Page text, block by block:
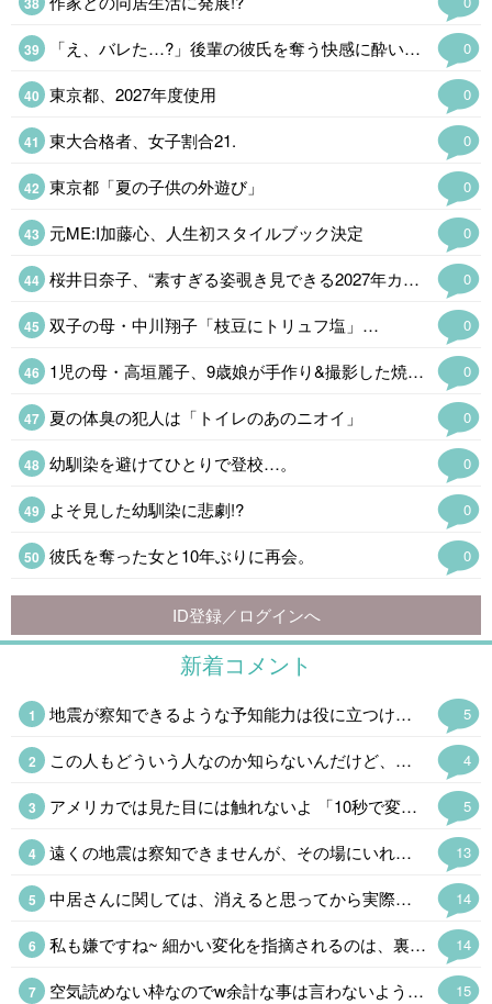
0
「え、バレた…?」後輩の彼氏を奪う快感に酔いしれるモテ女に最大のピンチ!【
0
東京都、2027年度使用
0
東大合格者、女子割合21.
0
東京都「夏の子供の外遊び」
0
元ME:I加藤心、人生初スタイルブック決定
0
桜井日奈子、“素すぎる姿覗き見できる2027年カレンダー決定
0
双子の母・中川翔子「枝豆にトリュフ塩」…
0
1児の母・高垣麗子、9歳娘が手作り&撮影した焼きそばパン公開「美味しそう」
0
夏の体臭の犯人は「トイレのあのニオイ」
0
幼馴染を避けてひとりで登校…。
0
よそ見した幼馴染に悲劇!?
0
彼氏を奪った女と10年ぶりに再会。
ID登録／ログインへ
新着コメント
5
地震が察知できるような予知能力は役に立つけど、能力と何かを引き換えにしてるなら不便だね アメリカで有名な霊能力者は、運転中でも見えてしまうから運転が出来なかったり、立ち入れない場所があったりで不便もあるみたい
4
この人もどういう人なのか知らないんだけど、ここで何度か見たから名前と顔は覚えた 笑
5
アメリカでは見た目には触れないよ 「10秒で変えられない事は言ってはいけない」と学校で教えられる 太ったね、痩せたね、はNG 例外的にダイエット宣言してる人に「痩せたね」はOK 家族内で健康を心配して「太り過ぎだよ」もOK 関係性もあるけど基本はNGだから「髪切った?」も関係性によるし、スタイルいいねも基本言わない
13
遠くの地震は察知できませんが、その場にいれば地震速報より早く気付けますよ😉 東日本大震災直前に一時帰国していまして、真夜中に真っ赤な太陽を見たんです。 胸騒ぎで直ぐネットで検索すると、地平線近くの月が真っ赤に見えるのは不思議ではないとの事でしたが、胸騒ぎは止みませんでした。 もしかすると南海トラフも気付けるかもしれません。 先生と私の直感が一致したら本当に⚠️です。
14
中居さんに関しては、消えると思ってから実際に消えるまでに約20年かかりました。 松本さんは10年以上です。 国分さんは意外で青天の霹靂でした。 ヒロさんは、皆さんの予想通りになる気がしています😅 が、何年先になるかですね~ PS.泉ピン子さんの情報は、まだ何も入ってきていません。
14
私も嫌ですね~ 細かい変化を指摘されるのは、裏を返せば常に細かく見られているという事ですから、見張られているような気持ち悪さを感じます😞
15
空気読めない枠なのでw余計な事は言わないようにしてます。 たまに従業員に手書きの手紙を渡しますが、最近はAIに添削してもらってから清書してますね。